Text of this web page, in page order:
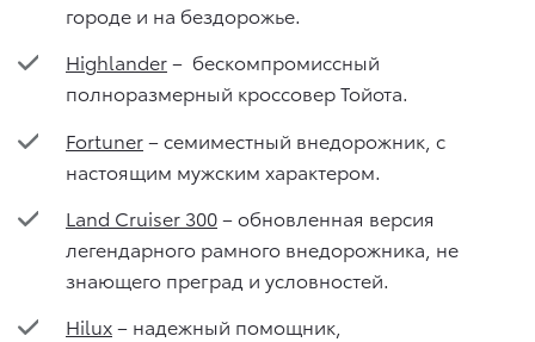
городе и на бездорожье.
Highlander– бескомпромиссный
полноразмерный кроссовер Тойота.
Fortuner– семиместный внедорожник, с
настоящим мужским характером.
Land Cruiser 300– обновленная версия
легендарного рамного внедорожника, не
знающего преград и условностей.
Hilux– надежный помощник,